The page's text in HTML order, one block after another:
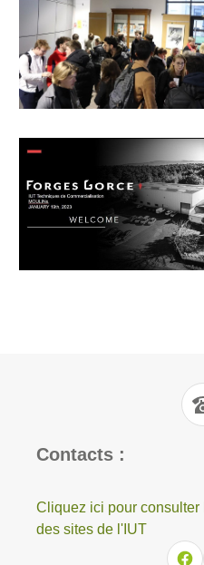
Contacts :
Cliquez ici pour
des sites de l'IUT